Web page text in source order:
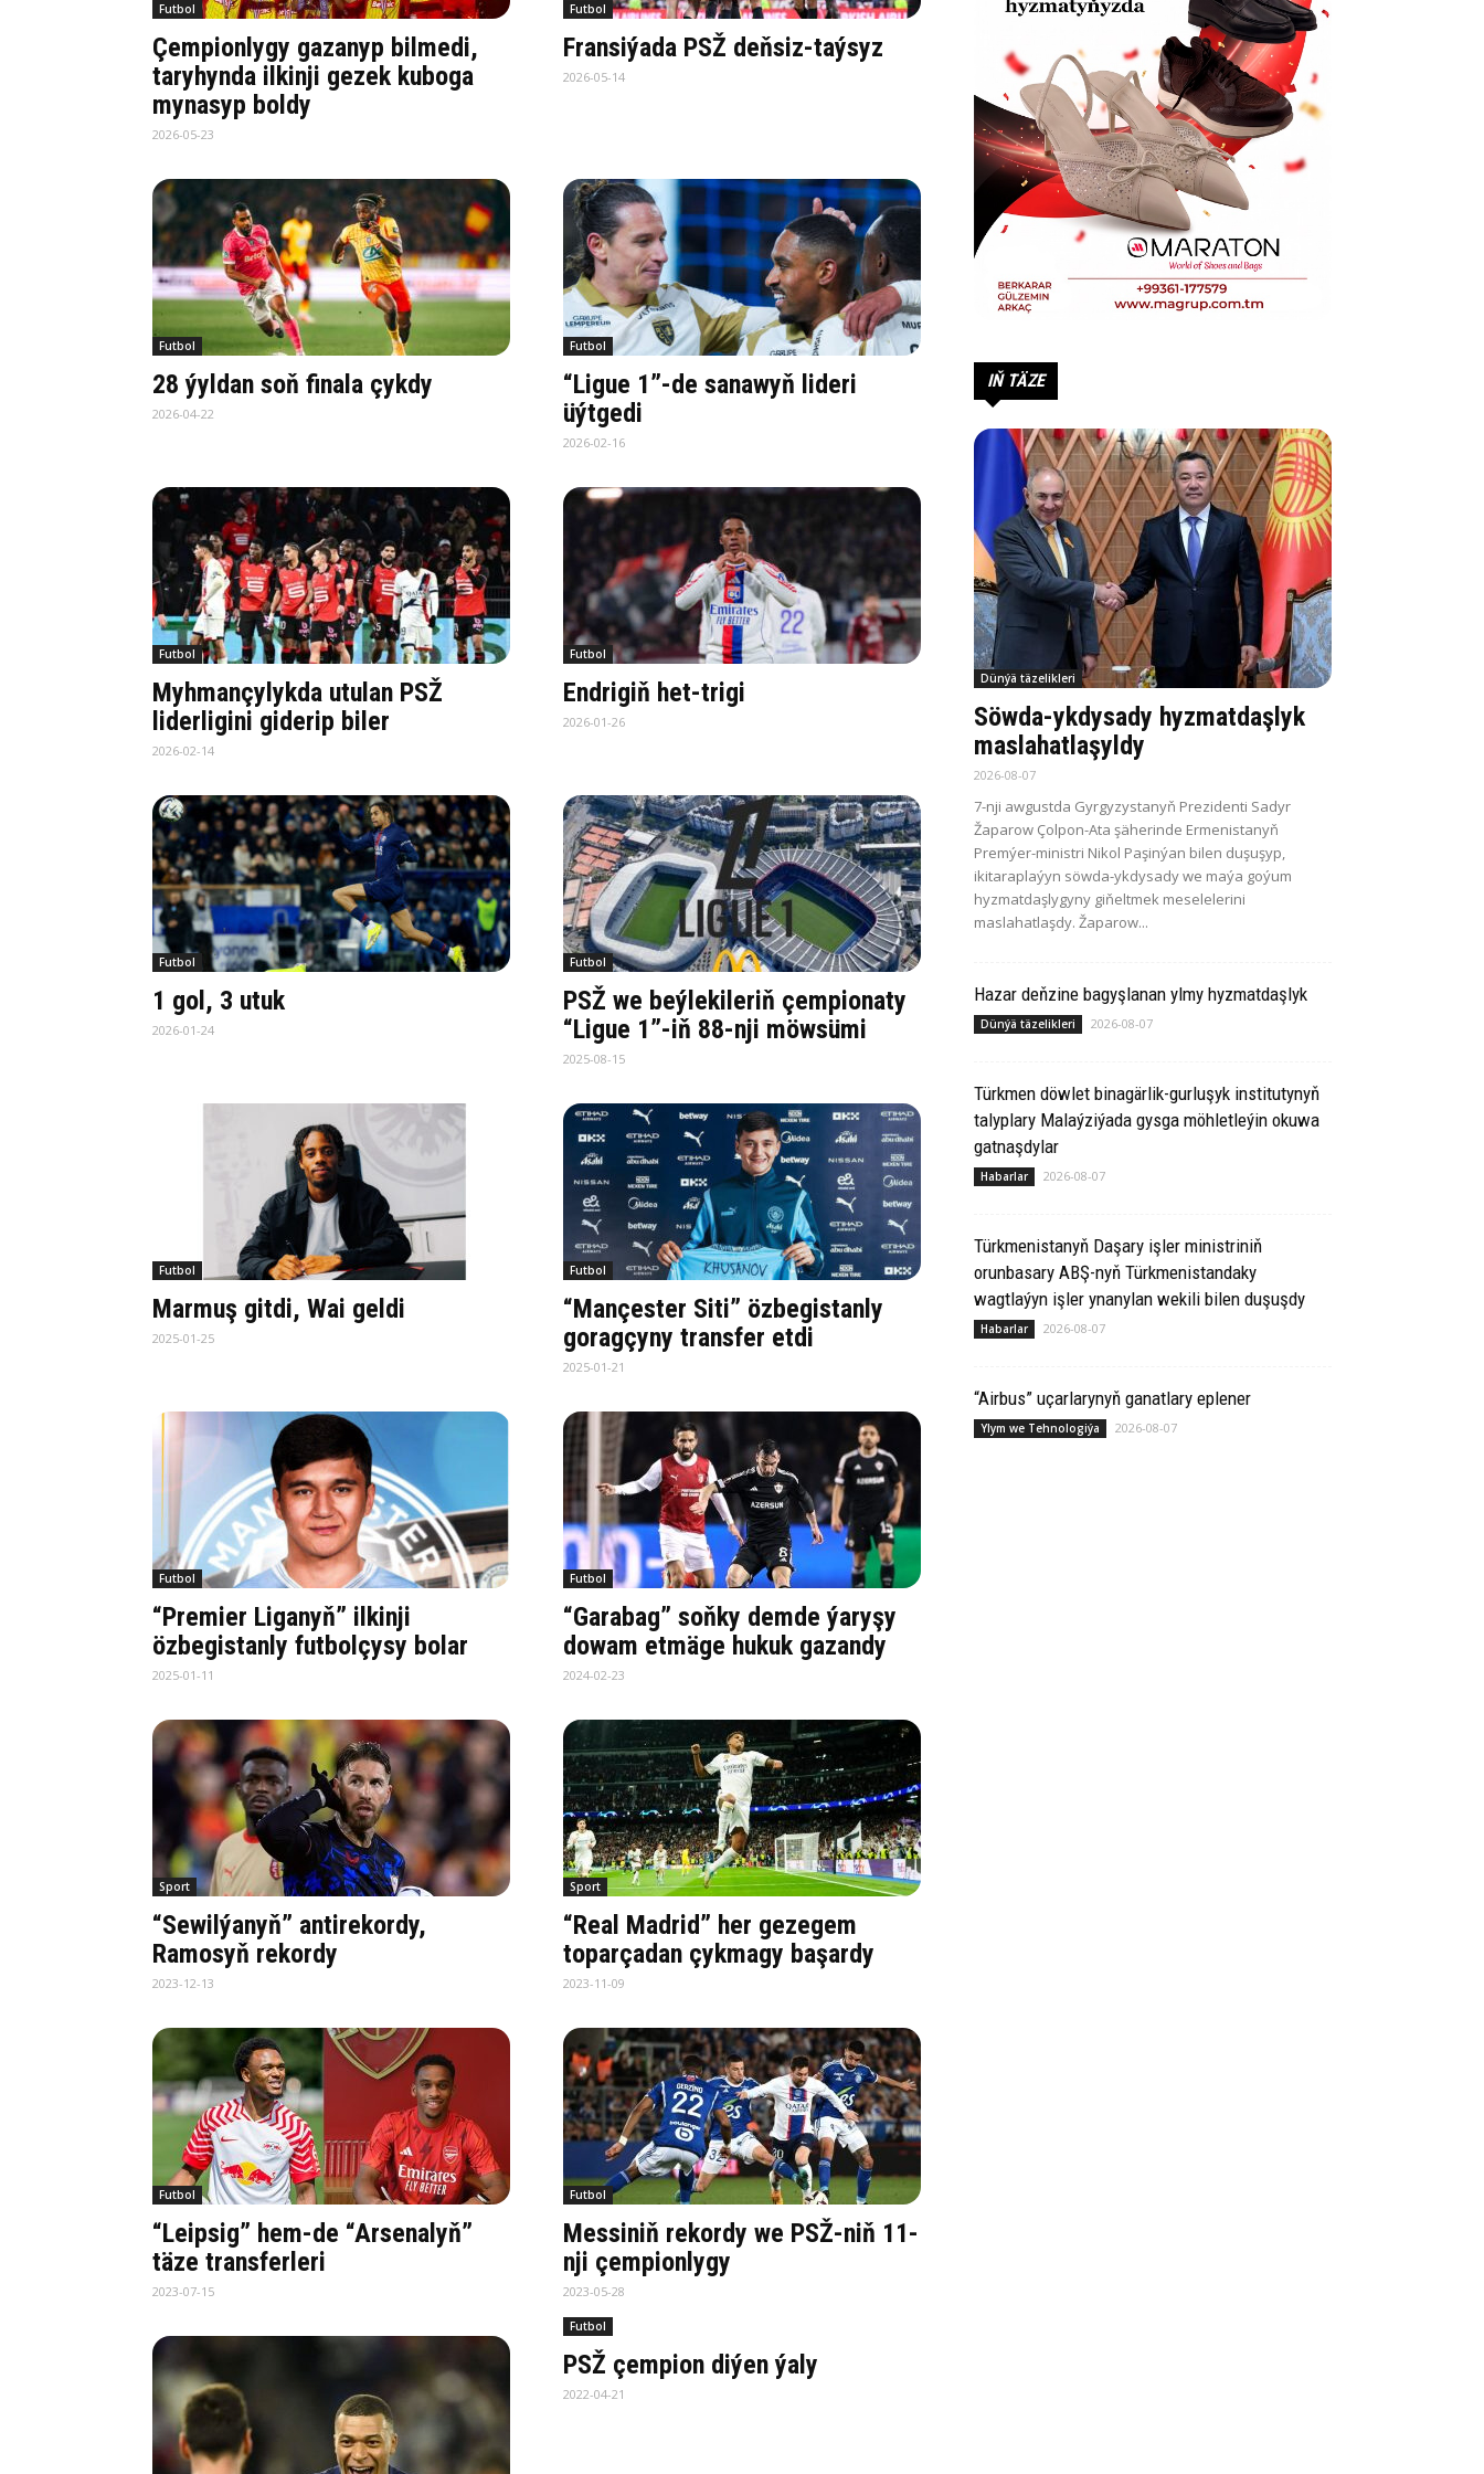
Futbol
Çempionlygy gazanyp bilmedi,
taryhynda ilkinji gezek kuboga
mynasyp boldy
2026-05-23
Futbol
Fransiýada PSŽ deňsiz-taýsyz
2026-05-14
Futbol
28 ýyldan soň finala çykdy
2026-04-22
Futbol
“Ligue 1”-de sanawyň lideri
üýtgedi
2026-02-16
Futbol
Myhmançylykda utulan PSŽ
liderligini giderip biler
2026-02-14
Futbol
Endrigiň het-trigi
2026-01-26
Futbol
1 gol, 3 utuk
2026-01-24
Futbol
PSŽ we beýlekileriň çempionaty
“Ligue 1”-iň 88-nji möwsümi
2025-08-15
Futbol
Marmuş gitdi, Wai geldi
2025-01-25
Futbol
“Mançester Siti” özbegistanly
goragçyny transfer etdi
2025-01-21
Futbol
“Premier Liganyň” ilkinji
özbegistanly futbolçysy bolar
2025-01-11
Futbol
“Garabag” soňky demde ýaryşy
dowam etmäge hukuk gazandy
2024-02-23
Sport
“Sewilýanyň” antirekordy,
Ramosyň rekordy
2023-12-13
Sport
“Real Madrid” her gezegem
toparçadan çykmagy başardy
2023-11-09
Futbol
“Leipsig” hem-de “Arsenalyň”
täze transferleri
2023-07-15
Futbol
Messiniň rekordy we PSŽ-niň 11-
nji çempionlygy
2023-05-28
Futbol
PSŽ çempion diýen ýaly
2022-04-21
IŇ TÄZE
Dünýä täzelikleri
Söwda-ykdysady hyzmatdaşlyk
maslahatlaşyldy
2026-08-07
7-nji awgustda Gyrgyzystanyň Prezidenti Sadyr
Žaparow Çolpon-Ata şäherinde Ermenistanyň
Premýer-ministri Nikol Paşinýan bilen duşuşyp,
ikitaraplaýyn söwda-ykdysady we maýa goýum
hyzmatdaşlygyny giňeltmek meselelerini
maslahatlaşdy. Žaparow...
Hazar deňzine bagyşlanan ylmy hyzmatdaşlyk
Dünýä täzelikleri 2026-08-07
Türkmen döwlet binagärlik-gurluşyk institutynyň
talyplary Malaýziýada gysga möhletleýin okuwa
gatnaşdylar
Habarlar 2026-08-07
Türkmenistanyň Daşary işler ministriniň
orunbasary ABŞ-nyň Türkmenistandaky
wagtlaýyn işler ynanylan wekili bilen duşuşdy
Habarlar 2026-08-07
“Airbus” uçarlarynyň ganatlary eplener
Ylym we Tehnologiýa 2026-08-07